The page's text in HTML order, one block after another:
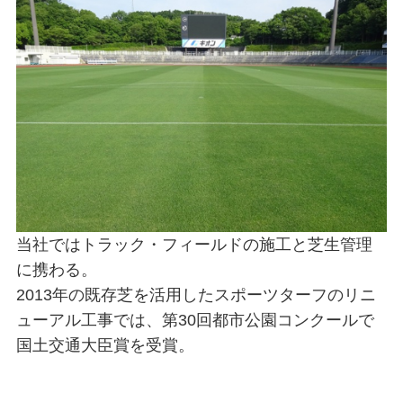
当社ではトラック・フィールドの施工と芝生管理
に携わる。
2013年の既存芝を活用したスポーツターフのリニ
ューアル工事では、第30回都市公園コンクールで
国土交通大臣賞を受賞。